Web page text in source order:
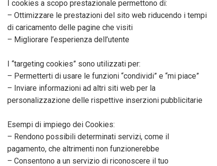
I cookies a scopo prestazionale permettono di:
– Ottimizzare le prestazioni del sito web riducendo i tempi
di caricamento delle pagine che visiti
– Migliorare l’esperienza dell’utente
I “targeting cookies” sono utilizzati per:
– Permetterti di usare le funzioni “condividi” e “mi piace”
– Inviare informazioni ad altri siti web per la
personalizzazione delle rispettive inserzioni pubblicitarie
Esempi di impiego dei Cookies:
– Rendono possibili determinati servizi, come il
pagamento, che altrimenti non funzionerebbe
– Consentono a un servizio di riconoscere il tuo